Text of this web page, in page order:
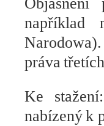
například
Narodowa).
práva
Ke stažení
nabízenýk